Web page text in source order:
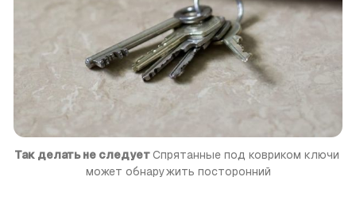
Так делать не следует Спрятанные под ковриком ключи
может обнаружить посторонний